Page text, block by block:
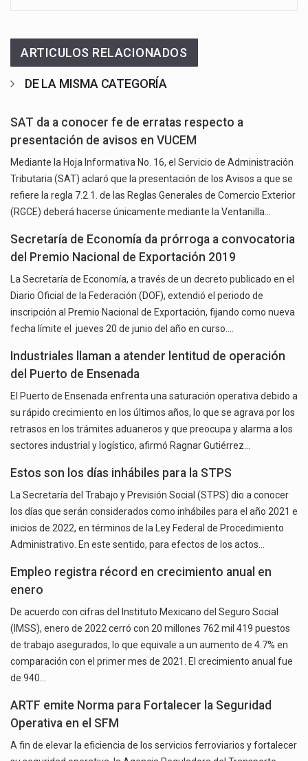
ARTICULOS RELACIONADOS
DE LA MISMA CATEGORÍA
SAT da a conocer fe de erratas respecto a
presentación de avisos en VUCEM
Mediante la Hoja Informativa No. 16, el Servicio de Administración
Tributaria (SAT) aclaró que la presentación de los Avisos a que se
refiere la regla 7.2.1. de las Reglas Generales de Comercio Exterior
(RGCE) deberá hacerse únicamente mediante la Ventanilla…
Secretaría de Economía da prórroga a convocatoria
del Premio Nacional de Exportación 2019
La Secretaría de Economía, a través de un decreto publicado en el
Diario Oficial de la Federación (DOF), extendió el periodo de
inscripción al Premio Nacional de Exportación, fijando como nueva
fecha límite el jueves 20 de junio del año en curso.…
Industriales llaman a atender lentitud de operación
del Puerto de Ensenada
El Puerto de Ensenada enfrenta una saturación operativa debido a
su rápido crecimiento en los últimos años, lo que se agrava por los
retrasos en los trámites aduaneros y que preocupa y alarma a los
sectores industrial y logístico, afirmó Ragnar Gutiérrez…
Estos son los días inhábiles para la STPS
La Secretaría del Trabajo y Previsión Social (STPS) dio a conocer
los días que serán considerados como inhábiles para el año 2021 e
inicios de 2022, en términos de la Ley Federal de Procedimiento
Administrativo. En este sentido, para efectos de los actos…
Empleo registra récord en crecimiento anual en
enero
De acuerdo con cifras del Instituto Mexicano del Seguro Social
(IMSS), enero de 2022 cerró con 20 millones 762 mil 419 puestos
de trabajo asegurados, lo que equivale a un aumento de 4.7% en
comparación con el primer mes de 2021. El crecimiento anual fue
de 940…
ARTF emite Norma para Fortalecer la Seguridad
Operativa en el SFM
A fin de elevar la eficiencia de los servicios ferroviarios y fortalecer